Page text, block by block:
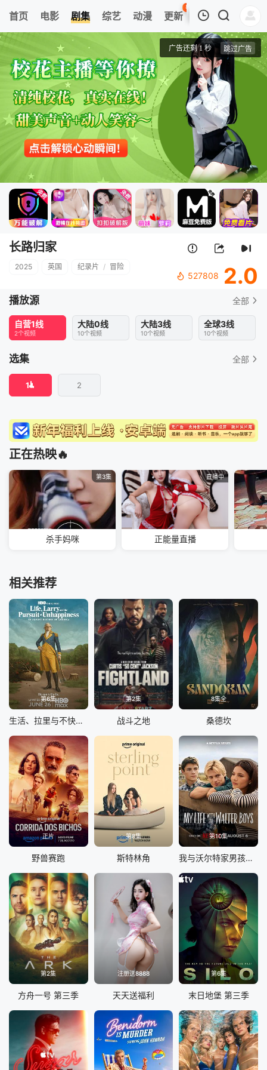
首页 电影 剧集 综艺 动漫 更新
88
热榜 APP
我的观影记录
1
长路归家
清空
长路归家
2025 英国 纪录片 / 冒险
527808 2.0
播放源 全部
自营1线
2个视频
大陆0线
10个视频
大陆3线
10个视频
全球3线
10个视频
选集 全部
1 2
正在热映🔥
第3集
杀手妈咪
直播中
正能量直播
相关推荐
第6集
生活、拉里与不快乐的追求：一部美国史
第2集
战斗之地
8集全
桑德坎
正片
野兽赛跑
第8集
斯特林角
第10集
我与沃尔特家男孩的生活 第三季
第2集
方舟一号 第三季
注册送8888
天天送福利
第6集
末日地堡 第三季